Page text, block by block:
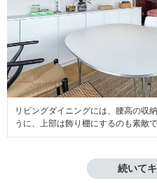
リビングダイニングには、腰高の収
うに、上部は飾り棚にするのも素敵
続いて